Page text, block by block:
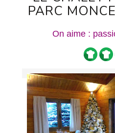
PARC
On aime :